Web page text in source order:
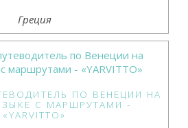
Греция
ПО ВЕНЕЦИИ НА
С МАРШРУТАМИ -
«YARVITTO»